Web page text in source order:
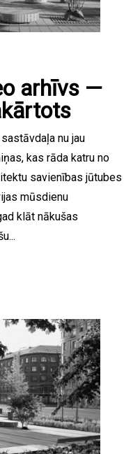
arhīvs —
nu jau
kas rāda katru no
savienības jūtubes
mūsdienu
klāt nākušas